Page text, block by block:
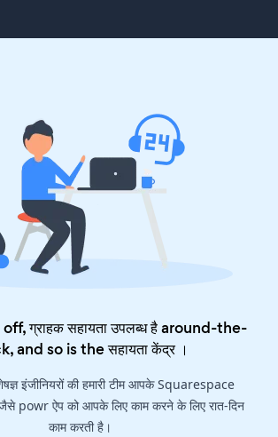
ग्राहक सहायता उपलब्ध है around-the-
and so is theसहायता केंद्र।
इंजीनियरों की हमारी टीम आपके Squarespace
powr ऐप को आपके लिए काम करने के लिए रात-दिन
काम करती है।